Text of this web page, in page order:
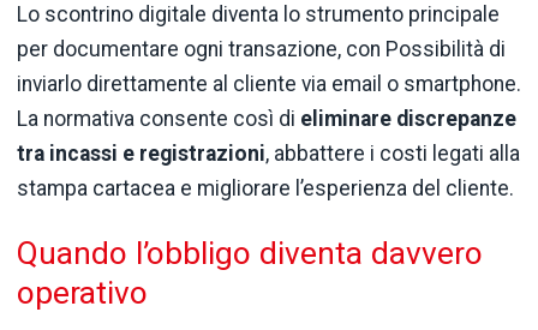
Lo scontrino digitale diventa lo strumento principale
per documentare ogni transazione, con Possibilità di
inviarlo direttamente al cliente via email o smartphone.
La normativa consente così di eliminare discrepanze
tra incassi e registrazioni, abbattere i costi legati alla
stampa cartacea e migliorare l’esperienza del cliente.
Quando l’obbligo diventa davvero
operativo